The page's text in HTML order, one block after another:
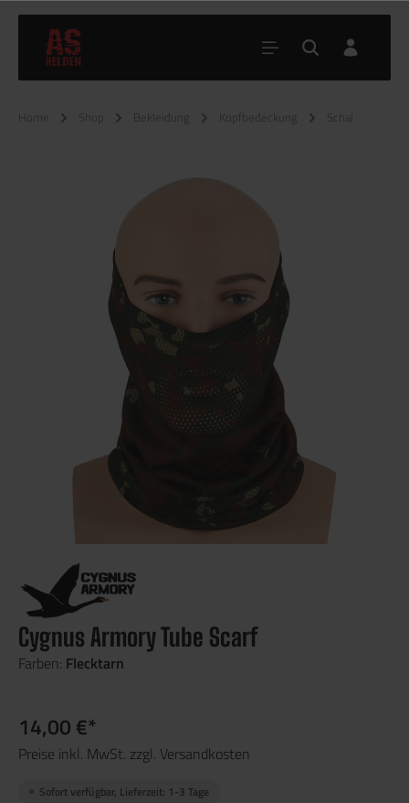
Home Shop Bekleidung Kopfbedeckung Schal
Cygnus Armory Tube Scarf
Farben: Flecktarn
14,00 €*
Preise inkl. MwSt. zzgl. Versandkosten
Sofort verfügbar, Lieferzeit: 1-3 Tage